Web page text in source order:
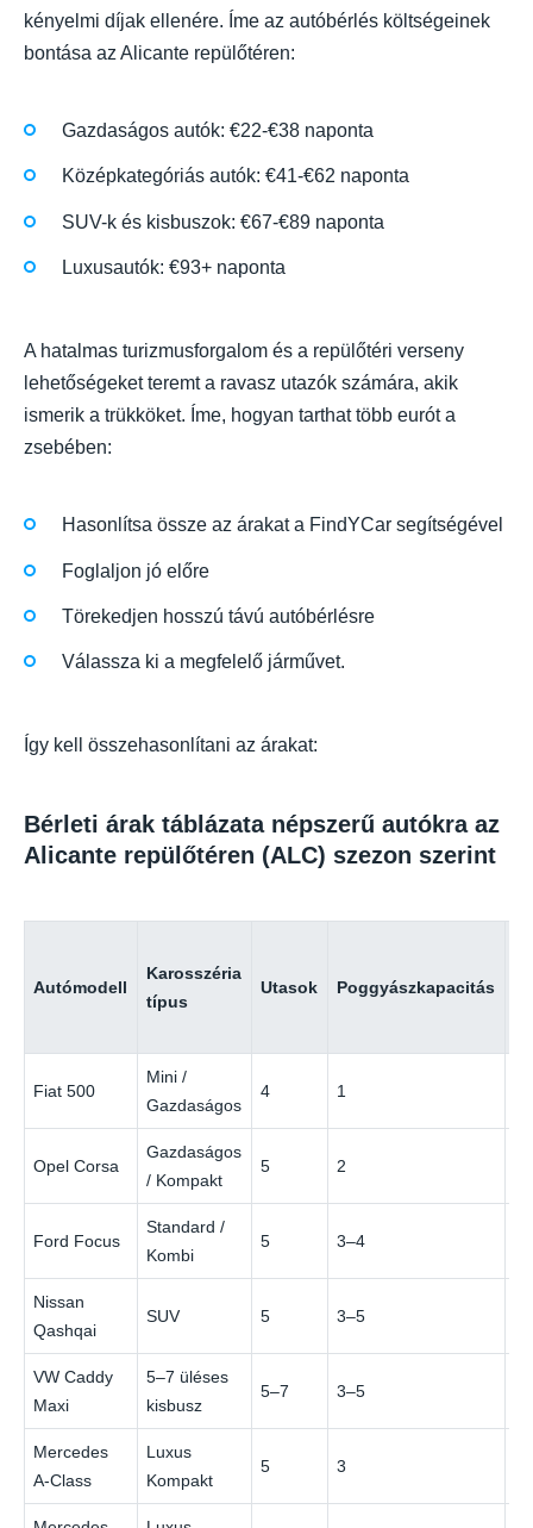
kényelmi díjak ellenére. Íme az autóbérlés költségeinek
bontása az Alicante repülőtéren:
Gazdaságos autók: €22-€38 naponta
Középkategóriás autók: €41-€62 naponta
SUV-k és kisbuszok: €67-€89 naponta
Luxusautók: €93+ naponta
A hatalmas turizmusforgalom és a repülőtéri verseny
lehetőségeket teremt a ravasz utazók számára, akik
ismerik a trükköket. Íme, hogyan tarthat több eurót a
zsebében:
Hasonlítsa össze az árakat a FindYCar segítségével
Foglaljon jó előre
Törekedjen hosszú távú autóbérlésre
Válassza ki a megfelelő járművet.
Így kell összehasonlítani az árakat:
Bérleti árak táblázata népszerű autókra az
Alicante repülőtéren (ALC) szezon szerint
Autómodell
Karosszéria
típus
Utasok Poggyászkapacitás
Fiat 500
Mini /
Gazdaságos
4 1
Opel Corsa
Gazdaságos
/ Kompakt
5 2
Ford Focus
Standard /
Kombi
5 3–4
Nissan
Qashqai
SUV 5 3–5
VW Caddy
Maxi
5–7 üléses
kisbusz
5–7 3–5
Mercedes
A-Class
Luxus
Kompakt
5 3